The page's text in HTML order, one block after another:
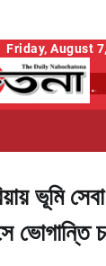
Friday, August
ভূমি
ভোগান্তি